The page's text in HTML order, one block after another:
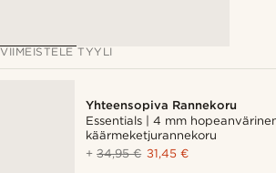
VIIMEISTELE TYYLI
Yhteensopiva Rannekoru
Essentials | 4 mm
käärmeketjurannekoru
+34,95 € 31,45 €